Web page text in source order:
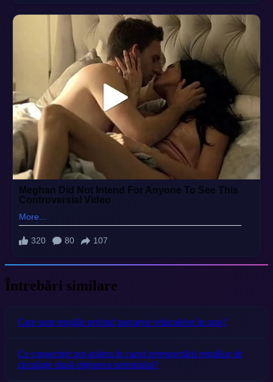
Întrebări similare
Care sunt regulile privind parcarea vehiculelor în oraș?
Ce consecințe pot apărea în cazul nerespectării regulilor de
circulație după obținerea permisului?